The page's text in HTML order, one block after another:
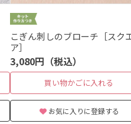
こぎん刺しのブローチ［スク
ア］
3,080円（税込）
買い物かごに入れる
お気に入りに登録する